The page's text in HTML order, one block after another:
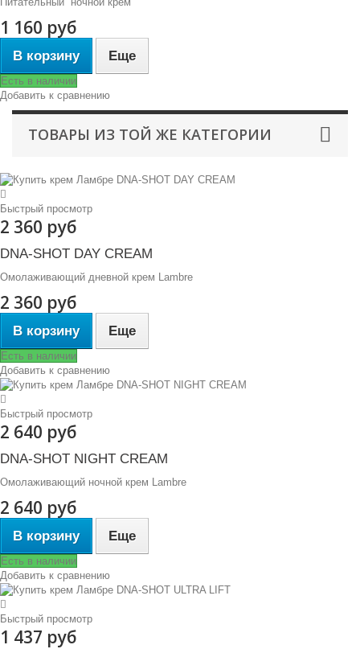
1 160 руб
В корзину Еще
Есть в наличии
Добавить к сравнению
ТОВАРЫ ИЗ ТОЙ ЖЕ КАТЕГОРИИ
Быстрый просмотр
2 360 руб
DNA-SHOT DAY CREAM
Омолаживающий дневной крем Lambre
2 360 руб
В корзину Еще
Есть в наличии
Добавить к сравнению
Быстрый просмотр
2 640 руб
DNA-SHOT NIGHT CREAM
Омолаживающий ночной крем Lambre
2 640 руб
В корзину Еще
Есть в наличии
Добавить к сравнению
Быстрый просмотр
1 437 руб